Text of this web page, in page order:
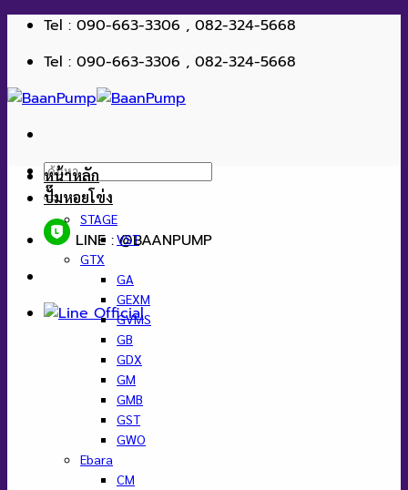
ข้าม
เนื้อหา
Tel : 090-663-3306 , 082-324-5668
Tel : 090-663-3306 , 082-324-5668
ค้นหา:
LINE : @BAANPUMP
หน้าหลัก
ปั๊มหอยโข่ง
STAGE
VST
GTX
GA
GEXM
GVMS
GB
GDX
GM
GMB
GST
GWO
Ebara
CM